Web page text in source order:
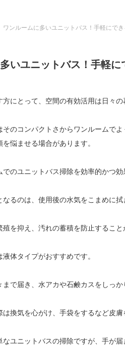
ワンルームに多いユニットバス！手軽にで
いユニットバス！手軽
方にとって、空間の有効活用は日々の
そのコンパクトさからワンルームで
悩ませる場合があります。
のユニットバス掃除を効率的かつ
るのは、使用後の水気をこまめに拭
を抑え、汚れの蓄積を防止すること
体タイプがおすすめです。
まで届き、水アカや石鹸カスをしっか
換気を心がけ、手袋をするなど皮膚
なユニットバスの掃除ですが、手が